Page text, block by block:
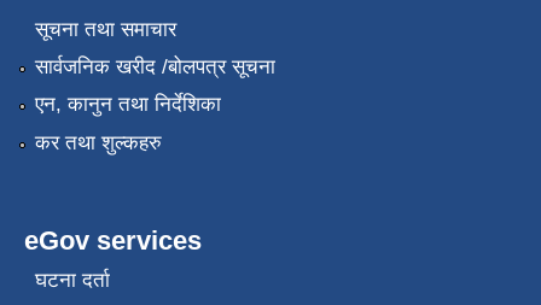
सूचना तथा समाचार
सार्वजनिक खरीद /बोलपत्र सूचना
एन, कानुन तथा निर्देशिका
कर तथा शुल्कहरु
eGov services
घटना दर्ता